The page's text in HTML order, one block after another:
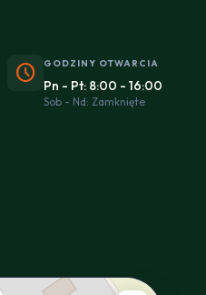
schedule GODZINY OTWARCIA
Pn - Pt: 8:00 - 16:00
Sob - Nd: Zamknięte